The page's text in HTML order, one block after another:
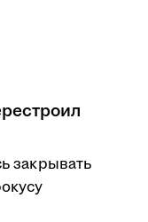
закрывать